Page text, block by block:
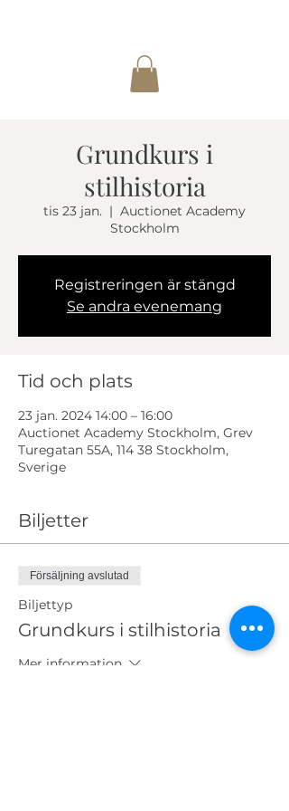
Grundkurs i
stilhistoria
tis 23 jan.
  |
Auctionet Academy
Stockholm
Registreringen är stängd
Se andra evenemang
Tid och plats
23 jan. 2024 14:00 – 16:00
Auctionet Academy Stockholm, Grev
Turegatan 55A, 114 38 Stockholm,
Sverige
Biljetter
Försäljning avslutad
Biljettyp
Grundkurs i stilhistoria
Mer information